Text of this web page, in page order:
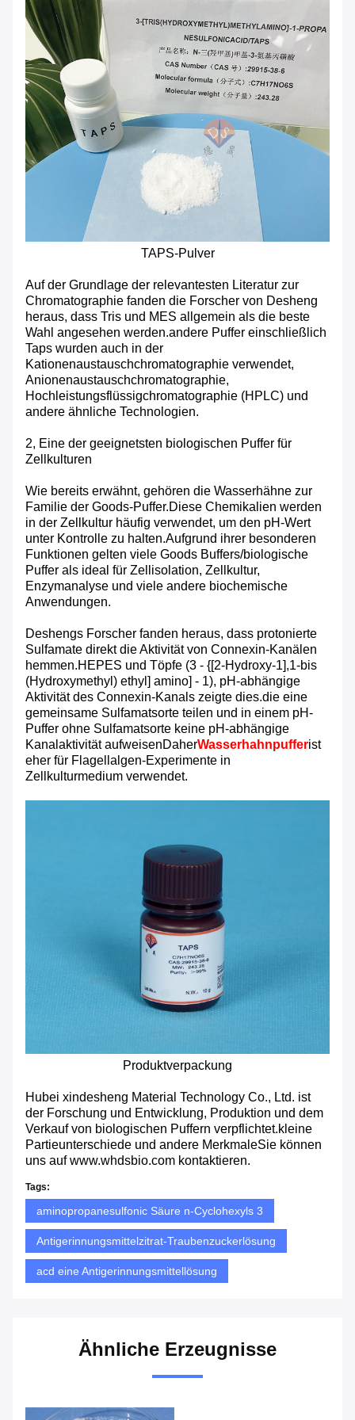
TAPS-Pulver
Auf der Grundlage der relevantesten Literatur zur
Chromatographie fanden die Forscher von Desheng
heraus, dass Tris und MES allgemein als die beste
Wahl angesehen werden.andere Puffer einschließlich
Taps wurden auch in der
Kationenaustauschchromatographie verwendet,
Anionenaustauschchromatographie,
Hochleistungsflüssigchromatographie (HPLC) und
andere ähnliche Technologien.
2, Eine der geeignetsten biologischen Puffer für
Zellkulturen
Wie bereits erwähnt, gehören die Wasserhähne zur
Familie der Goods-Puffer.Diese Chemikalien werden
in der Zellkultur häufig verwendet, um den pH-Wert
unter Kontrolle zu halten.Aufgrund ihrer besonderen
Funktionen gelten viele Goods Buffers/biologische
Puffer als ideal für Zellisolation, Zellkultur,
Enzymanalyse und viele andere biochemische
Anwendungen.
Deshengs Forscher fanden heraus, dass protonierte
Sulfamate direkt die Aktivität von Connexin-Kanälen
hemmen.HEPES und Töpfe (3 - {[2-Hydroxy-1],1-bis
(Hydroxymethyl) ethyl] amino] - 1), pH-abhängige
Aktivität des Connexin-Kanals zeigte dies.die eine
gemeinsame Sulfamatsorte teilen und in einem pH-
Puffer ohne Sulfamatsorte keine pH-abhängige
Kanalaktivität aufweisenDaherWasserhahnpufferist
eher für Flagellalgen-Experimente in
Zellkulturmedium verwendet.
Produktverpackung
Hubei xindesheng Material Technology Co., Ltd. ist
der Forschung und Entwicklung, Produktion und dem
Verkauf von biologischen Puffern verpflichtet.kleine
Partieunterschiede und andere MerkmaleSie können
uns auf www.whdsbio.com kontaktieren.
Tags:
aminopropanesulfonic Säure n-Cyclohexyls 3
Antigerinnungsmittelzitrat-Traubenzuckerlösung
acd eine Antigerinnungsmittellösung
Ähnliche Erzeugnisse